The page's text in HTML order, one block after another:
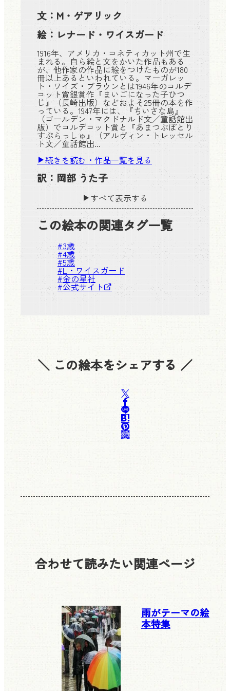
文： M・ゲアリック
絵： レナード・ワイスガード
1916年、アメリカ・コネティカット州で生
まれる。自ら絵と文をかいた作品もある
が、他作家の作品に絵をつけたものが180
冊以上あるといわれている。マーガレッ
ト・ワイズ・ブラウンとは1946年のコルデ
コット賞銀賞作『まいごになった子ひつ
じ』（長崎出版）などおよそ25冊の本を作
っている。1947年には、『ちいさな島』
（ゴールデン・マクドナルド文／童話館出
版）でコルデコット賞と『あまつぶぽとり
すぷらっしゅ』（アルヴィン・トレッセル
ト文／童話館出...
続きを読む・作品一覧を見る
訳： 岡部 うた子
すべて表示する
この絵本の関連タグ一覧
#3歳
#4歳
#5歳
#L・ワイスガード
#金の星社
#公式サイト
＼ この絵本をシェアする ／
合わせて読みたい関連ページ
雨がテーマの絵
本特集